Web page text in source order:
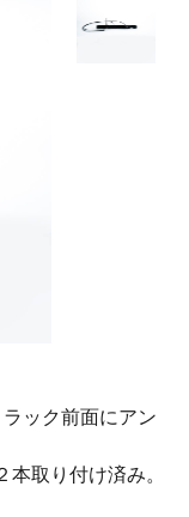
ック前面にアン
取り付け済み。